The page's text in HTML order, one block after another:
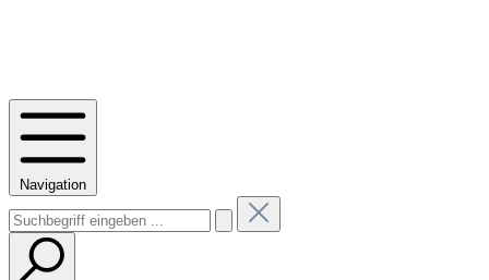
Navigation